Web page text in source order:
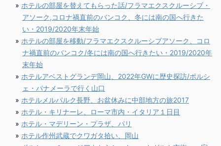
ホテルの部屋を替えてもらった話/フラマエクスクルーシブ・
アソーク,コロナ禍直前のバンコク、冬には南の国へ行きた
い・2019/2020年末年始
ホテルの部屋を移動/フラマエクスクルーシブアソーク、コロ
ナ禍直前のバンコク/冬には南の国へ行きたい・2019/2020年
末年始
ホテルアベストグランデ岡山、2022年GWに歴史探訪/ポルシ
ェ・パナメーラで行く山口
ホテルメルパルク長野、お盆休みに中部地方の旅2017
ホテル・キリナーレ、ローマ市内・イタリア１日目
ホテル・マデリーン・プラザ、パリ
ホテル作州武蔵でクワガタ拾い、岡山